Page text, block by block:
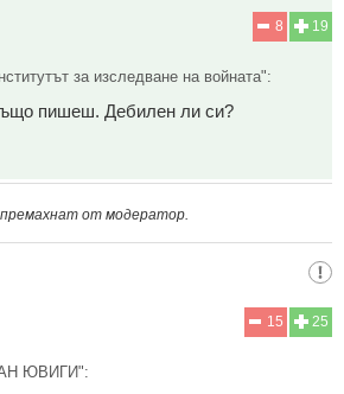
19
8
за изследване на войната":
пишеш. Дебилен ли си?
от модератор.
25
15
ЮВИГИ":